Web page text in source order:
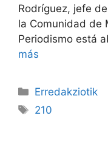
Rodríguez, jefe
la Comunidad de
Periodismo está
más
Erredakziotik
210